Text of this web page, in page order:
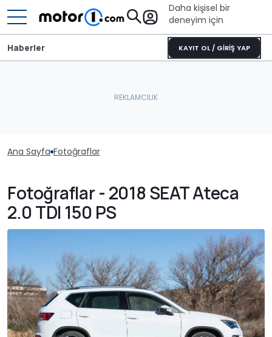
Daha kişisel bir
deneyim için
KAYIT OL / GİRİŞ YAP
Haberler
Ana Sayfa Fotoğraflar
Fotoğraflar - 2018 SEAT Ateca
2.0 TDI 150 PS